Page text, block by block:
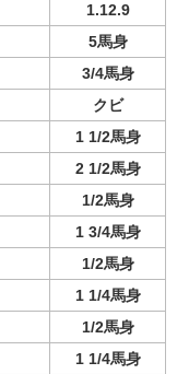
1.12.9
5馬身
3/4馬身
クビ
1 1/2馬身
2 1/2馬身
1/2馬身
1 3/4馬身
1/2馬身
1 1/4馬身
1/2馬身
1 1/4馬身